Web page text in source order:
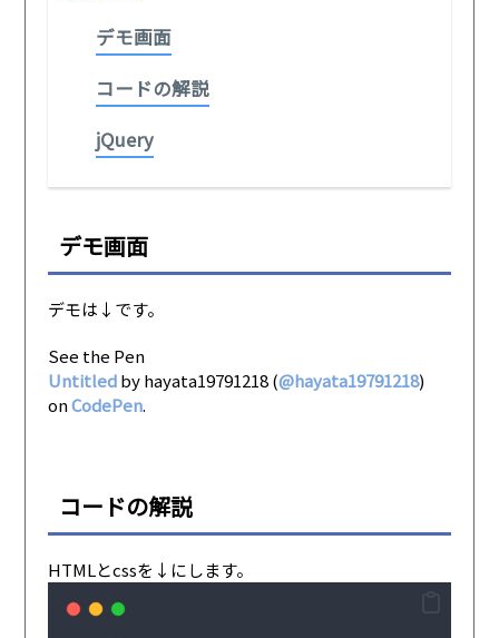
デモ画面
コードの解説
jQuery
デモ画面
デモは↓です。
See the Pen
Untitledby hayata19791218 (@hayata19791218)
onCodePen.
コードの解説
HTMLとcssを↓にします。